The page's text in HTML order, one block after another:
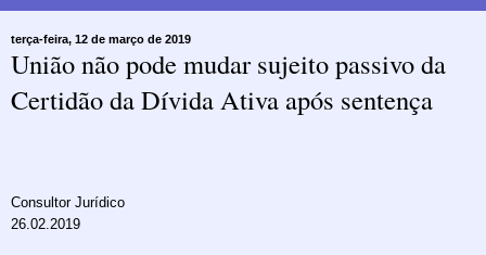
terça-feira, 12 de março de 2019
União não pode mudar sujeito passivo da
Certidão da Dívida Ativa após sentença
Consultor Jurídico
26.02.2019